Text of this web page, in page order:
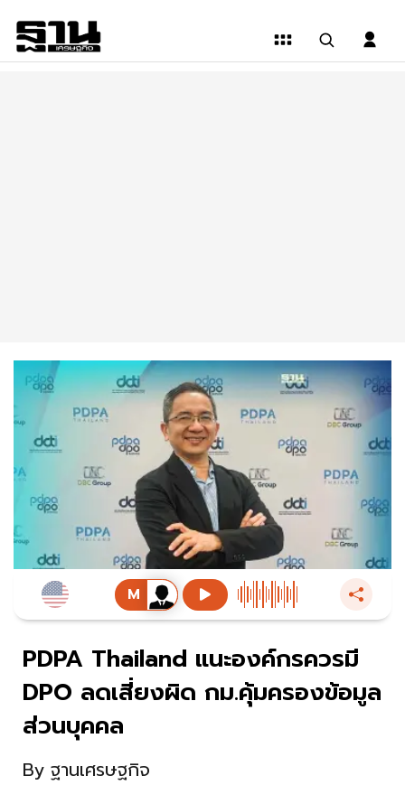
PDPA Thailand แนะองค์กรควรมี
DPO ลดเสี่ยงผิด กม.คุ้มครองข้อมูล
ส่วนบุคคล
By ฐานเศรษฐกิจ